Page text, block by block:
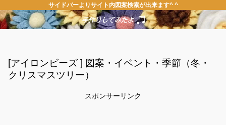
サイドバーよりサイト内図案検索が出来ます^ ^
[アイロンビーズ ] 図案・イベント・季節（冬・
クリスマスツリー）
スポンサーリンク